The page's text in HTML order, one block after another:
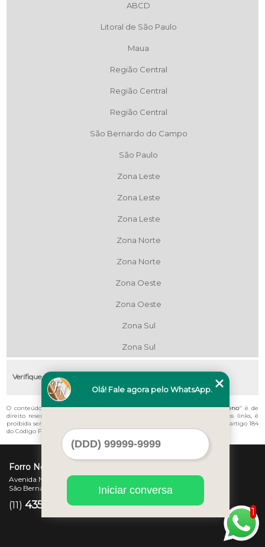
ABCD
Litoral de São Paulo
Maua
Região Central
Região Central
Região Central
São Bernardo do Campo
São Paulo
Zona Leste
Zona Leste
Zona Leste
Zona Norte
Zona Norte
Zona Oeste
Zona Oeste
Zona Sul
Zona Sul
Verifique as regiões que atendemos
O conteúdo do texto "Empresa de Colocação de Forro de Pvc Rio Pequeno" é de
direito reservado. Sua reprodução, parcial ou total, mesmo citando nossos links, é
proibida sem a autorização do autor. Crime de violação de direito autoral – artigo 184
do Código Penal –
Lei 9610/98 - Lei de direitos autorais.
Forro Novo
Avenida Newton Monteiro de Andrade, 45 - Centro
São Bernardo do Campo - SP - CEP: 09725-370
(11) 4357-3007 (11)97207-7347
1
Olá! Fale agora pelo WhatsApp.
Iniciar conversa